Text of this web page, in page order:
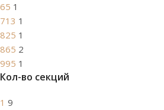
65 1
713 1
825 1
865 2
995 1
Кол-во секций
1 9